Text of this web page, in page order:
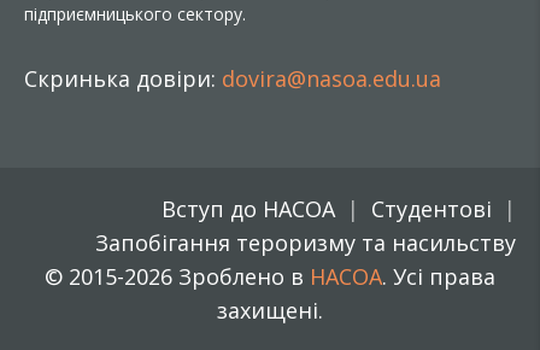
підприємницького сектору.
Скринька довіри: dovira@nasoa.edu.ua
Вступ до НАСОА
Студентові
Запобігання тероризму та насильству
© 2015-2026 Зроблено в НАСОА. Усі права
захищені.